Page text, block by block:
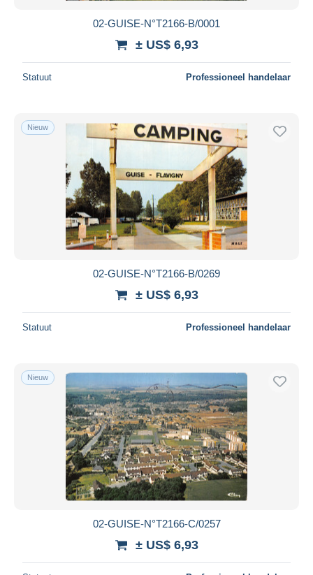
02-GUISE-N°T2166-B/0001
± US$ 6,93
Statuut Professioneel handelaar
Nieuw
02-GUISE-N°T2166-B/0269
± US$ 6,93
Statuut Professioneel handelaar
Nieuw
02-GUISE-N°T2166-C/0257
± US$ 6,93